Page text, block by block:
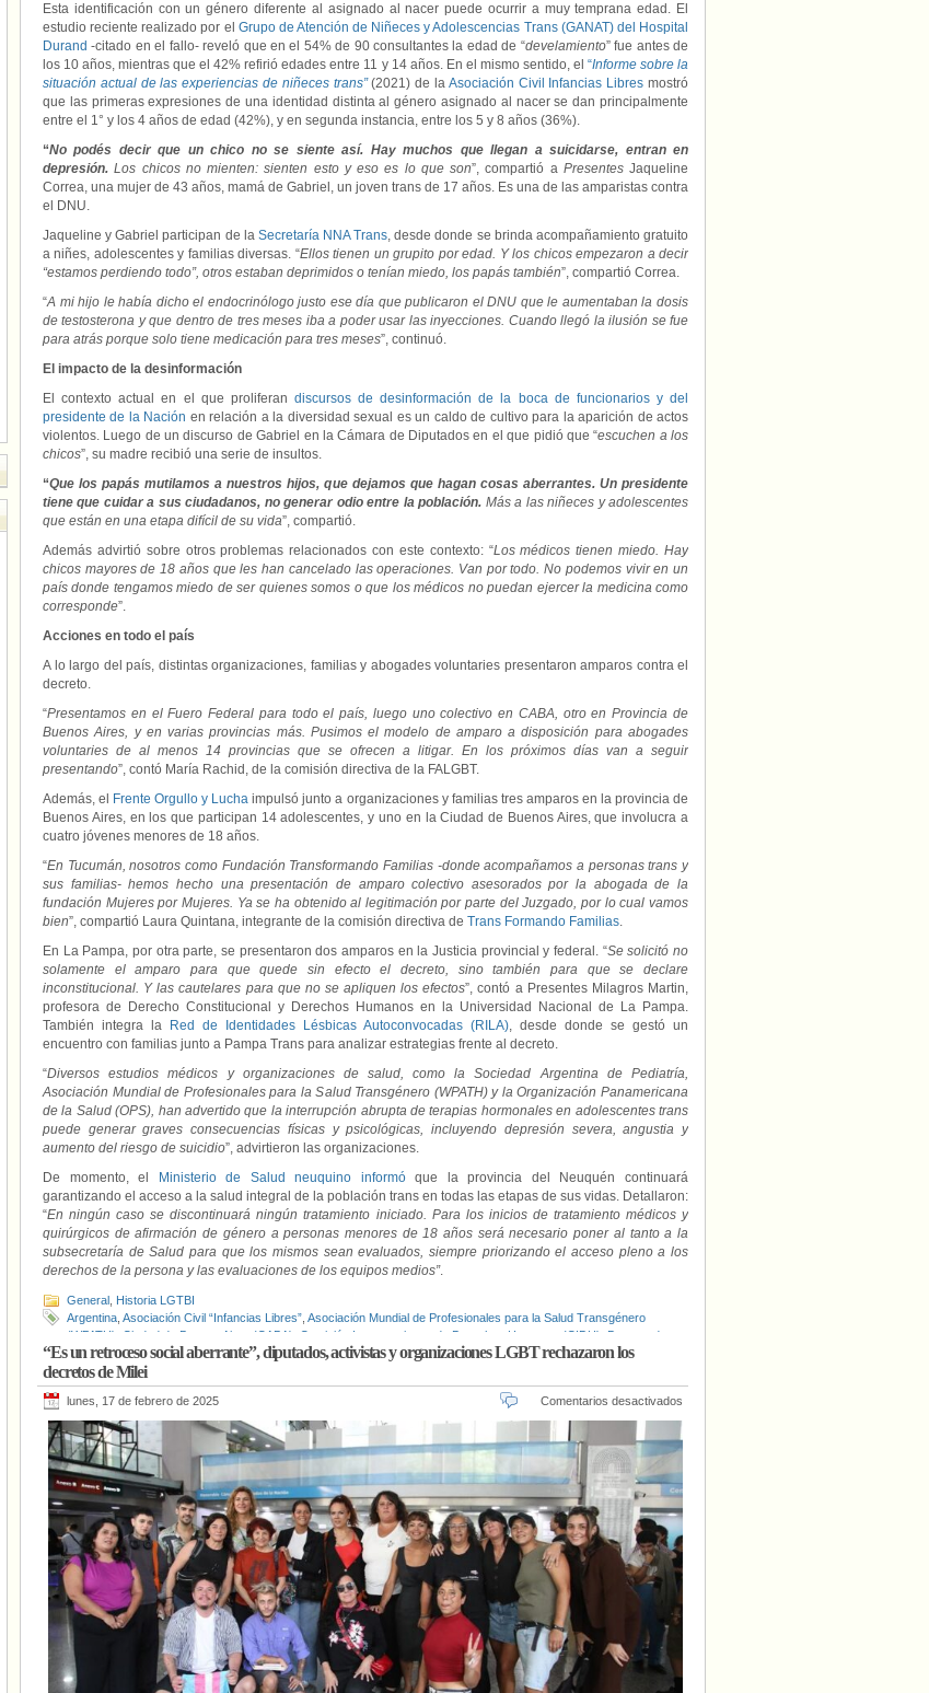
Esta identificación con un género diferente al asignado al nacer puede ocurrir a muy temprana edad. El
estudio reciente realizado por el Grupo de Atención de Niñeces y Adolescencias Trans (GANAT) del Hospital
Durand -citado en el fallo- reveló que en el 54% de 90 consultantes la edad de “develamiento” fue antes de
los 10 años, mientras que el 42% refirió edades entre 11 y 14 años. En el mismo sentido, el “Informe sobre la
situación actual de las experiencias de niñeces trans”(2021) de la Asociación Civil Infancias Libres mostró
que las primeras expresiones de una identidad distinta al género asignado al nacer se dan principalmente
entre el 1° y los 4 años de edad (42%), y en segunda instancia, entre los 5 y 8 años (36%).
“No podés decir que un chico no se siente así. Hay muchos que llegan a suicidarse, entran en
depresión.Los chicos no mienten: sienten esto y eso es lo que son”, compartió a PresentesJaqueline
Correa, una mujer de 43 años, mamá de Gabriel, un joven trans de 17 años. Es una de las amparistas contra
el DNU.
Jaqueline y Gabriel participan de la Secretaría NNA Trans, desde donde se brinda acompañamiento gratuito
a niñes, adolescentes y familias diversas. “Ellos tienen un grupito por edad. Y los chicos empezaron a decir
“estamos perdiendo todo”, otros estaban deprimidos o tenían miedo, los papás también”, compartió Correa.
“A mi hijo le había dicho el endocrinólogo justo ese día que publicaron el DNU que le aumentaban la dosis
de testosterona y que dentro de tres meses iba a poder usar las inyecciones. Cuando llegó la ilusión se fue
para atrás porque solo tiene medicación para tres meses”, continuó.
El impacto de la desinformación
El contexto actual en el que proliferan discursos de desinformación de la boca de funcionarios y del
presidente de la Nación en relación a la diversidad sexual es un caldo de cultivo para la aparición de actos
violentos. Luego de un discurso de Gabriel en la Cámara de Diputados en el que pidió que “escuchen a los
chicos”, su madre recibió una serie de insultos.
“Que los papás mutilamos a nuestros hijos, que dejamos que hagan cosas aberrantes. Un presidente
tiene que cuidar a sus ciudadanos, no generar odio entre la población. Más a las niñeces y adolescentes
que están en una etapa difícil de su vida”, compartió.
Además advirtió sobre otros problemas relacionados con este contexto: “Los médicos tienen miedo. Hay
chicos mayores de 18 años que les han cancelado las operaciones. Van por todo. No podemos vivir en un
país donde tengamos miedo de ser quienes somos o que los médicos no puedan ejercer la medicina como
corresponde”.
Acciones en todo el país
A lo largo del país, distintas organizaciones, familias y abogades voluntaries presentaron amparos contra el
decreto.
“Presentamos en el Fuero Federal para todo el país, luego uno colectivo en CABA, otro en Provincia de
Buenos Aires, y en varias provincias más. Pusimos el modelo de amparo a disposición para abogades
voluntaries de al menos 14 provincias que se ofrecen a litigar. En los próximos días van a seguir
presentando”, contó María Rachid, de la comisión directiva de la FALGBT.
Además, el
Frente Orgullo y Lucha impulsó junto a organizaciones y familias tres amparos en la provincia de
Buenos Aires, en los que participan 14 adolescentes, y uno en la Ciudad de Buenos Aires, que involucra a
cuatro jóvenes menores de 18 años.
“En Tucumán, nosotros como Fundación Transformando Familias -donde acompañamos a personas trans y
sus familias- hemos hecho una presentación de amparo colectivo asesorados por la abogada de la
fundación Mujeres por Mujeres. Ya se ha obtenido al legitimación por parte del Juzgado, por lo cual vamos
bien”, compartió Laura Quintana, integrante de la comisión directiva de Trans Formando Familias.
En La Pampa, por otra parte, se presentaron dos amparos en la Justicia provincial y federal. “Se solicitó no
solamente el amparo para que quede sin efecto el decreto, sino también para que se declare
inconstitucional. Y las cautelares para que no se apliquen los efectos”, contó a Presentes Milagros Martin,
profesora de Derecho Constitucional y Derechos Humanos en la Universidad Nacional de La Pampa.
También integra la
Red de Identidades Lésbicas Autoconvocadas (RILA), desde donde se gestó un
encuentro con familias junto a Pampa Trans para analizar estrategias frente al decreto.
“Diversos estudios médicos y organizaciones de salud, como la Sociedad Argentina de Pediatría,
Asociación Mundial de Profesionales para la Salud Transgénero (WPATH) y la Organización Panamericana
de la Salud (OPS), han advertido que la interrupción abrupta de terapias hormonales en adolescentes trans
puede generar graves consecuencias físicas y psicológicas, incluyendo depresión severa, angustia y
aumento del riesgo de suicidio”, advirtieron las organizaciones.
De momento, el
Ministerio de Salud neuquino informóque la provincia del Neuquén continuará
garantizando el acceso a la salud integral de la población trans en todas las etapas de sus vidas. Detallaron:
“En ningún caso se discontinuará ningún tratamiento iniciado. Para los inicios de tratamiento médicos y
quirúrgicos de afirmación de género a personas menores de 18 años será necesario poner al tanto a la
subsecretaría de Salud para que los mismos sean evaluados, siempre priorizando el acceso pleno a los
derechos de la persona y las evaluaciones de los equipos medios”.
General Historia LGTBI
Argentina Asociación Civil “Infancias Libres” Asociación Mundial de Profesionales para la Salud Transgénero
(WPATH)
Ciudad de Buenos Aires (CABA) Comisión Interamericana de Derechos Humanos (CIDH)
Decreto de
Necesidad y Urgencia (DNU) 62/25, FALGBT,Frente Orgullo y Lucha,Fundación Trans Formando Familias
Grupo de Atención de Niñeces y Adolescencias Trans (GANAT) del Hospital Durand
Jóvenes trans,Justicia,Ley de Identidad de Género,María Rachid,Organización Panamericana de la Salud
(OPS) ,Personas LGTBIQ,Personas trans Red de Identidades Lésbicas Autoconvocadas (RILA),Sociedad
Argentina de Pediatría
“Es un retroceso social aberrante”, diputados, activistas y organizaciones LGBT rechazaron los
decretos de Milei
lunes, 17 de febrero de 2025 Comentarios desactivados